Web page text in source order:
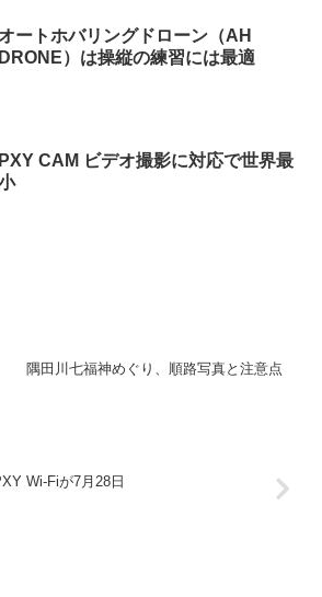
オートホバリングドローン（AH
DRONE）は操縦の練習には最適
PXY CAM ビデオ撮影に対応で世界最
隅田川七福神めぐり、順路写真と注意点
Wi-Fiが7月28日